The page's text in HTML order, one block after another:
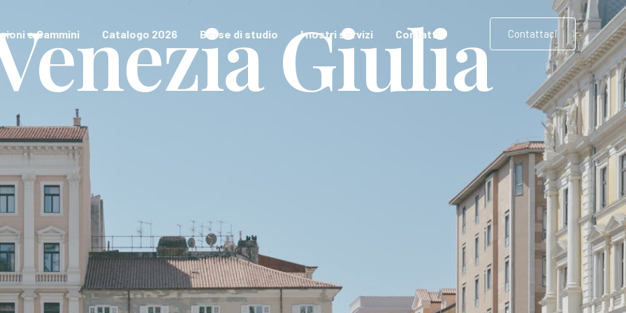
e Cammini Catalogo 2026 Borse di studio I nostri servizi Contatti Contattaci
Giulia